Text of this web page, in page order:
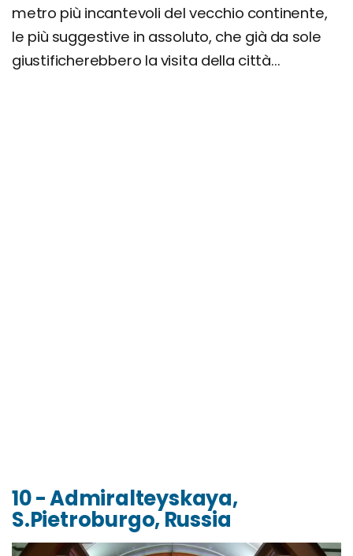
metro più incantevoli del vecchio continente,
le più suggestive in assoluto, che già da sole
giustificherebbero la visita della città...
10 - Admiralteyskaya,
S.Pietroburgo, Russia